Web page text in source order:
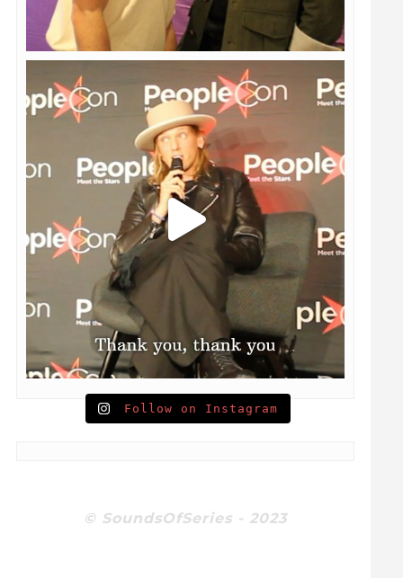
Follow on Instagram
© SoundsOfSeries - 2023